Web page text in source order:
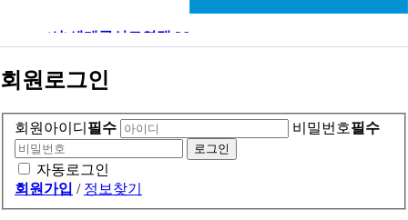
(사)세계국선도연맹 26…
회원로그인
회원아이디 필수 비밀번호필수
자동로그인
회원가입 / 정보찾기